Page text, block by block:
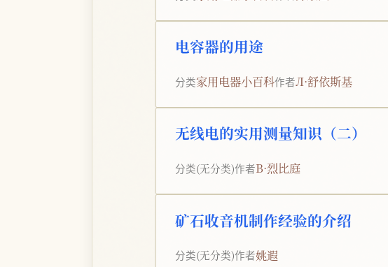
电容器的用途
分类家用电器小百科作者Л·舒依斯基
无线电的实用测量知识（二）
分类(无分类)作者B·烈比庭
矿石收音机制作经验的介绍
分类(无分类)作者姚遐